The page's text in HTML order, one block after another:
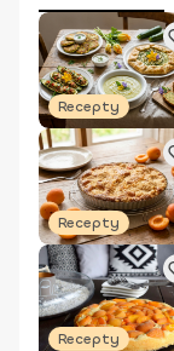
Recepty
Recepty
Recepty